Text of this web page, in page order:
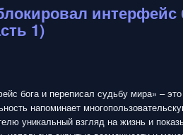
интерфейс
1)
бога и переписал судьбу мира» –
напоминает
уникальный взгляд на жизнь и